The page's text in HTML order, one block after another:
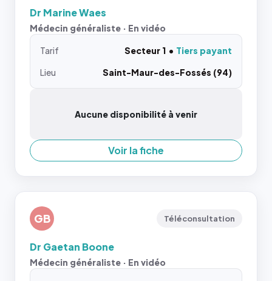
Dr Marine Waes
Médecin généraliste · En vidéo
Tarif Secteur 1
Tiers payant
Lieu
Saint-Maur-des-Fossés (94)
Aucune disponibilité à venir
Voir la fiche
GB Téléconsultation
Dr Gaetan Boone
Médecin généraliste · En vidéo